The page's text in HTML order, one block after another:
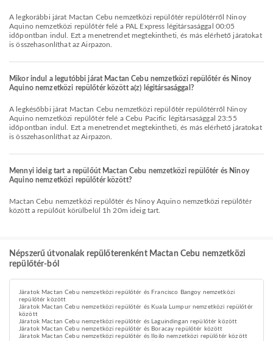
A legkorábbi járat Mactan Cebu nemzetközi repülőtér repülőtérről Ninoy
Aquino nemzetközi repülőtér felé a PAL Express légitársasággal 00:05
időpontban indul. Ezt a menetrendet megtekintheti, és más elérhető járatokat
is összehasonlíthat az Airpazon.
Mikor indul a legutóbbi járat Mactan Cebu nemzetközi repülőtér és Ninoy
Aquino nemzetközi repülőtér között a(z) légitársasággal?
A legkésőbbi járat Mactan Cebu nemzetközi repülőtér repülőtérről Ninoy
Aquino nemzetközi repülőtér felé a Cebu Pacific légitársasággal 23:55
időpontban indul. Ezt a menetrendet megtekintheti, és más elérhető járatokat
is összehasonlíthat az Airpazon.
Mennyi ideig tart a repülőút Mactan Cebu nemzetközi repülőtér és Ninoy
Aquino nemzetközi repülőtér között?
Mactan Cebu nemzetközi repülőtér és Ninoy Aquino nemzetközi repülőtér
között a repülőút körülbelül 1h 20m ideig tart.
Népszerű útvonalak repülőterenként Mactan Cebu nemzetközi
repülőtér-ból
Járatok Mactan Cebu nemzetközi repülőtér és Francisco Bangoy nemzetközi
repülőtér között
Járatok Mactan Cebu nemzetközi repülőtér és Kuala Lumpur nemzetközi repülőtér
között
Járatok Mactan Cebu nemzetközi repülőtér és Laguindingan repülőtér között
Járatok Mactan Cebu nemzetközi repülőtér és Boracay repülőtér között
Járatok Mactan Cebu nemzetközi repülőtér és Iloilo nemzetközi repülőtér között